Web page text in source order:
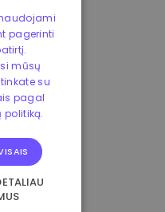
pagerinti
mūsų
su
pagal
politiką.